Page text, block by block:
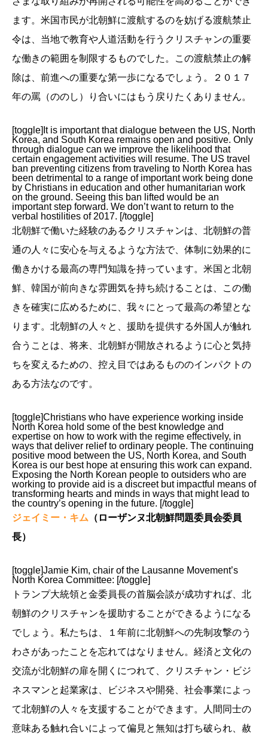
ます。米国市民が北朝鮮に渡航するのを妨げる渡航禁止
令は、当地で教育や人道活動を行うクリスチャンの重要
な働きの範囲を制限するものでした。この渡航禁止の解
除は、前進への重要な第一歩になるでしょう。２０１７
年の罵（ののし）り合いにはもう戻りたくありません。
[toggle]It is important that dialogue between the US, North
Korea, and South Korea remains open and positive. Only
through dialogue can we improve the likelihood that
certain engagement activities will resume. The US travel
ban preventing citizens from traveling to North Korea has
been detrimental to a range of important work being done
by Christians in education and other humanitarian work
on the ground. Seeing this ban lifted would be an
important step forward. We don’t want to return to the
verbal hostilities of 2017. [/toggle]
北朝鮮で働いた経験のあるクリスチャンは、北朝鮮の普
通の人々に安心を与えるような方法で、体制に効果的に
働きかける最高の専門知識を持っています。米国と北朝
鮮、韓国が前向きな雰囲気を持ち続けることは、この働
きを確実に広めるために、我々にとって最高の希望とな
ります。北朝鮮の人々と、援助を提供する外国人が触れ
合うことは、将来、北朝鮮が開放されるように心と気持
ちを変えるための、控え目ではあるもののインパクトの
ある方法なのです。
[toggle]Christians who have experience working inside
North Korea hold some of the best knowledge and
expertise on how to work with the regime effectively, in
ways that deliver relief to ordinary people. The continuing
positive mood between the US, North Korea, and South
Korea is our best hope at ensuring this work can expand.
Exposing the North Korean people to outsiders who are
working to provide aid is a discreet but impactful means of
transforming hearts and minds in ways that might lead to
the country’s opening in the future. [/toggle]
ジェイミー・キム （ローザンヌ北朝鮮問題委員会委員
長）
[toggle]Jamie Kim, chair of the Lausanne Movement’s
North Korea Committee: [/toggle]
トランプ大統領と金委員長の首脳会談が成功すれば、北
朝鮮のクリスチャンを援助することができるようになる
でしょう。私たちは、１年前に北朝鮮への先制攻撃のう
わさがあったことを忘れてはなりません。経済と文化の
交流が北朝鮮の扉を開くにつれて、クリスチャン・ビジ
ネスマンと起業家は、ビジネスや開発、社会事業によっ
て北朝鮮の人々を支援することができます。人間同士の
意味ある触れ合いによって偏見と無知は打ち破られ、赦